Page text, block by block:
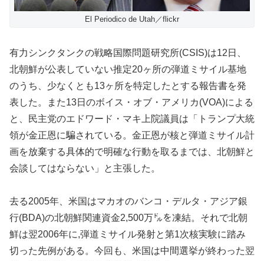
El Periodico de Utah／flickr
有力シンクタンクの戦略国際問題研究所(CSIS)は12日、
北朝鮮が公表していない推定20ヶ所の弾道ミサイル基地
のうち、少なくとも13ヶ所を特定したとする報告書を発
表した。また13日のボイス・オブ・アメリカ(VOA)による
と、民主党のエドワード・マキ上院議員は「トランプ大統
領が金正恩に騙されている。金正恩が核と弾道ミサイル計
画を放棄する具体的で明確な行動を取るまでは、北朝鮮と
会談してはならない」と主張した。
去る2005年、米国はマカオのバンコ・デルタ・アジア銀
行(BDA)の北朝鮮関連資金2,500万㌦を凍結。それで北朝
鮮は翌2006年に,弾道ミサイル発射と第1次核実験に踏み
切った先例がある。今回も、米国は中間選挙が終わった翌